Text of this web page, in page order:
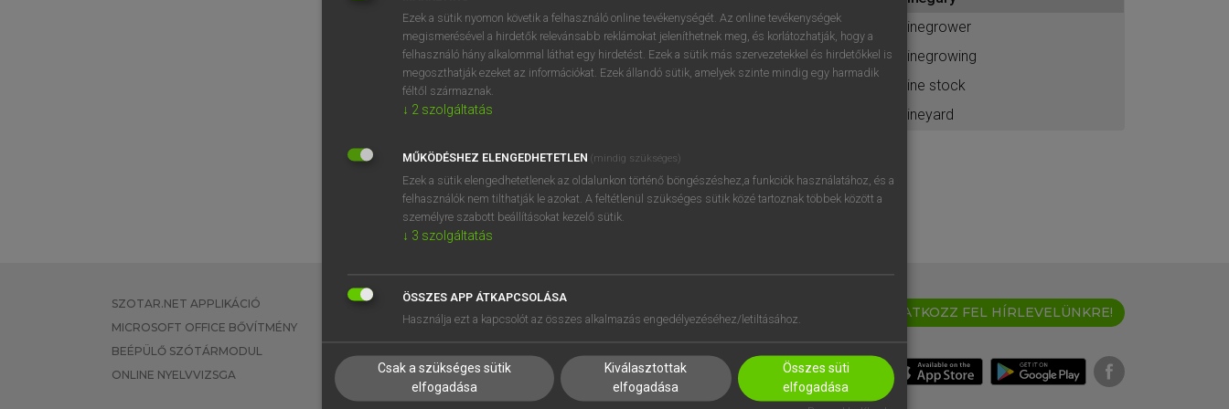
BELÉPÉS
próbaverziójának elindításához
regisztrálok ésbelépek.
REGISZTRÁCIÓ
vinegrower
vinegrowing
vine stock
vineyard
SZOTAR.NET APPLIKÁCIÓ
MICROSOFT OFFICE BŐVÍTMÉNY
BEÉPÜLŐ SZÓTÁRMODUL
ONLINE NYELVVIZSGA
EGYÉNI FELHASZNÁLÓKNAK
TANULÓKNAK
VÁLLALATI MEGOLDÁSOK
SÚGÓ
RÓLUNK
SÜTI BEÁLLÍTÁSOK
IRATKOZZ FEL HÍRLEVELÜNKRE!
Ezek a sütik nyomon követik a felhasználó online tevékenységét. Az online tevékenységek
megismerésével a hirdetők relevánsabb reklámokat jeleníthetnek meg, és korlátozhatják, hogy a
felhasználó hány alkalommal láthat egy hirdetést. Ezek a sütik más szervezetekkel és hirdetőkkel is
megoszthatják ezeket az információkat. Ezek állandó sütik, amelyek szinte mindig egy harmadik
féltől származnak.
↓ 2 szolgáltatás
MŰKÖDÉSHEZ ELENGEDHETETLEN (mindig szükséges)
Ezek a sütik elengedhetetlenek az oldalunkon történő böngészéshez,a funkciók használatához, és a
felhasználók nem tilthatják le azokat. A feltétlenül szükséges sütik közé tartoznak többek között a
személyre szabott beállításokat kezelő sütik.
↓ 3 szolgáltatás
ÖSSZES APP ÁTKAPCSOLÁSA
Használja ezt a kapcsolót az összes alkalmazás engedélyezéséhez/letiltásához.
Csak a szükséges sütik
elfogadása
Kiválasztottak
elfogadása
Összes süti
elfogadása